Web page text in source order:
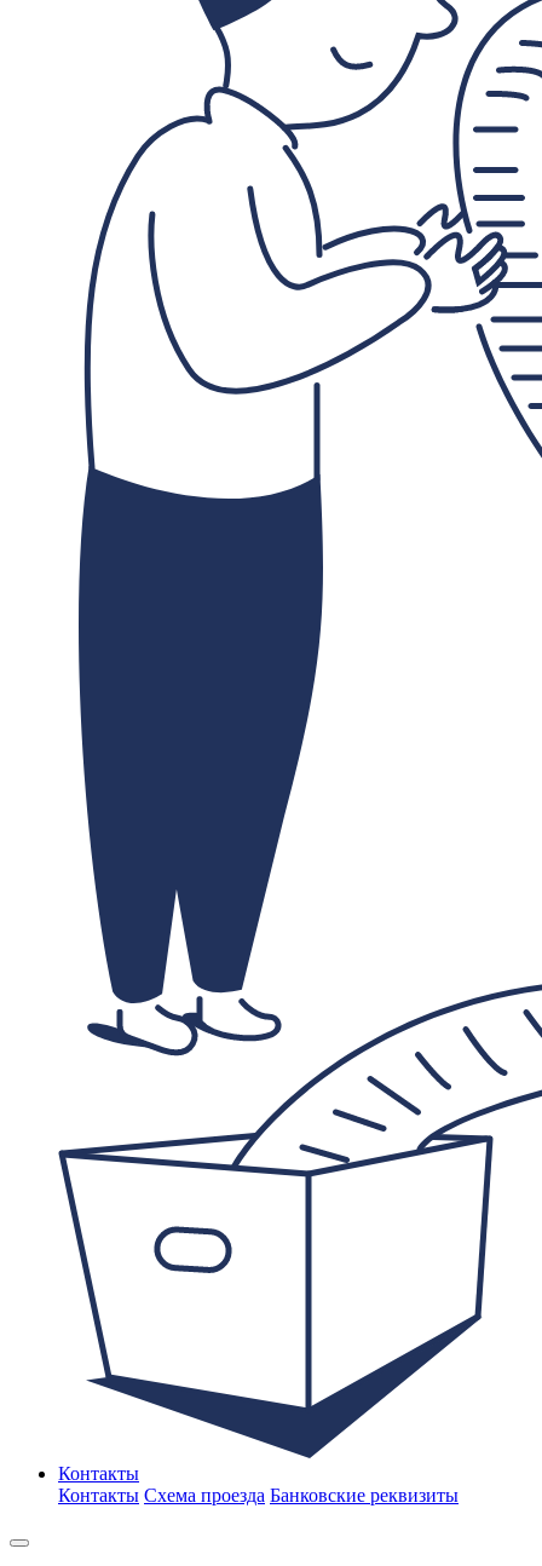
Контакты
Контакты Схема проезда Банковские реквизиты